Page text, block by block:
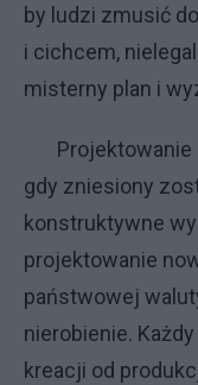
by ludzi zmusić
i cichcem,
misterny plan i
Projektowanie
gdy zniesiony
konstruktywne
projektowanie
państwowej
nierobienie.
kreacji od